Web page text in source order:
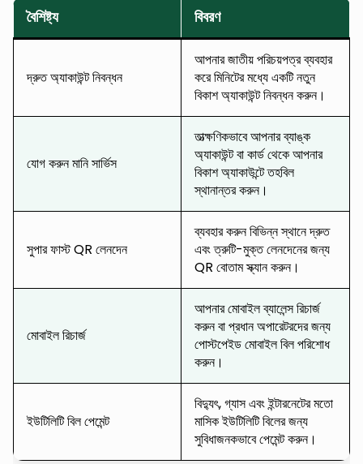
বৈশিষ্ট্য বিবরণ
দ্রুত অ্যাকাউন্ট নিবন্ধন
আপনার জাতীয় পরিচয়পত্র ব্যবহার
করে মিনিটের মধ্যে একটি নতুন
বিকাশ অ্যাকাউন্ট নিবন্ধন করুন।
যোগ করুন মানি সার্ভিস
তাত্ক্ষণিকভাবে আপনার ব্যাঙ্ক
অ্যাকাউন্ট বা কার্ড থেকে আপনার
বিকাশ অ্যাকাউন্টে তহবিল
স্থানান্তর করুন।
সুপার ফাস্ট QR লেনদেন
ব্যবহার করুন বিভিন্ন স্থানে দ্রুত
এবং ত্রুটি-মুক্ত লেনদেনের জন্য
QR বোতাম স্ক্যান করুন।
মোবাইল রিচার্জ
আপনার মোবাইল ব্যালেন্স রিচার্জ
করুন বা প্রধান অপারেটরদের জন্য
পোস্টপেইড মোবাইল বিল পরিশোধ
করুন।
ইউটিলিটি বিল পেমেন্ট
বিদ্যুৎ, গ্যাস এবং ইন্টারনেটের মতো
মাসিক ইউটিলিটি বিলের জন্য
সুবিধাজনকভাবে পেমেন্ট করুন।